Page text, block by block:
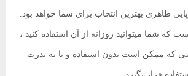
طاهری بهترین انتخاب برای شما خواهد بود.
که شما میتوانید روزانه از آن استفاده کنید ،
که ممکن است بدون استفاده و یا به ندرت